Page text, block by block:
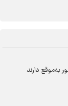
به‌موقع‌ دارند